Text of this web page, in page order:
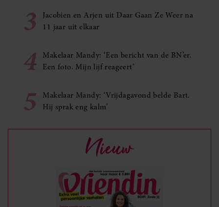
3
Jacobien en Arjen uit Daar Gaan Ze Weer na
11 jaar uit elkaar
4
Makelaar Mandy: ‘Een bericht van de BN’er.
Een foto. Mijn lijf reageert’
5
Makelaar Mandy: ‘Vrijdagavond belde Bart.
Hij sprak eng kalm’
Nieuw